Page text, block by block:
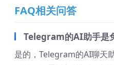
FAQ相关问答
Telegram的AI助手是
是的，Telegram的AI聊天